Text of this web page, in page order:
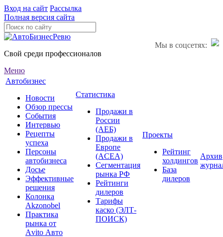
Вход на сайт Рассылка
Полная версия сайта
Мы в соцсетях:
Свой среди профессионалов
Меню
Автобизнес
Новости
Обзор прессы
События
Интервью
Рецепты
успеха
Персоны
автобизнеса
Досье
Эффективные
решения
Колонка
Akzonobel
Практика
рынка от
Аvito Авто
Статистика
Продажи в
России
(АЕБ)
Продажи в
Европе
(ACEA)
Сегментация
рынка РФ
Рейтинги
дилеров
Тарифы
каско (ЭЛТ-
ПОИСК)
Проекты
Рейтинг
холдингов
База
дилеров
Архив